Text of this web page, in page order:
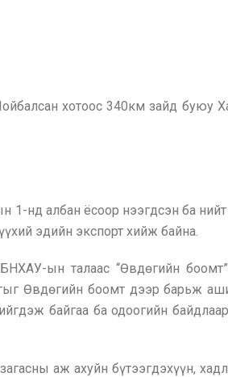
хотоос 340км зайд буюу
нд албан ёсоор нээгдсэн ба нийт
эдийн экспорт хийж байна.
ын талаас “Өвдөгийн боомт”
Өвдөгийн боомт дээр барьж
байгаа ба одоогийн
аж ахуйн бүтээгдэхүүн,